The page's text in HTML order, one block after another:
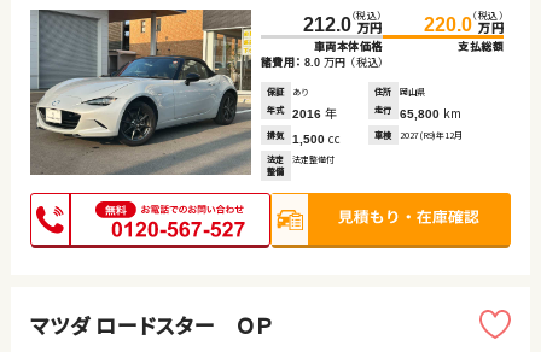
212.0（税込）
万円
車両本体価格
220.0（税込）
万円
支払総額
諸費用： 8.0 万円 （税込）
保証 あり 住所
岡山県
年式
2016 年 走行 65,800 km
排気 1,500 cc 車検 2027(R9)年12月
法定
整備
法定整備付
マツダ ロードスター ＯＰ